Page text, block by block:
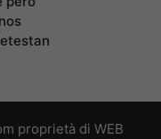
proprietà di WEB